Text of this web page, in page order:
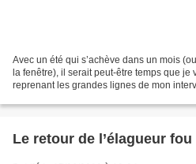
Avec un été qui s’achève dans un mois
la fenêtre), il serait peut-être temps que
reprenant les grandes lignes de mon
Le retour de l’élagueur fou